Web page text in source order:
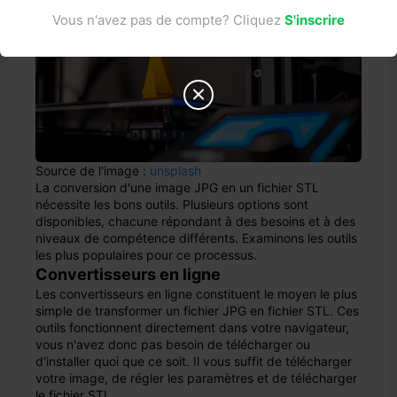
Source de l'image : unsplash
La conversion d'une image JPG en un fichier STL
nécessite les bons outils. Plusieurs options sont
disponibles, chacune répondant à des besoins et à des
niveaux de compétence différents. Examinons les outils
les plus populaires pour ce processus.
Convertisseurs en ligne
Les convertisseurs en ligne constituent le moyen le plus
simple de transformer un fichier JPG en fichier STL. Ces
outils fonctionnent directement dans votre navigateur,
vous n'avez donc pas besoin de télécharger ou
d'installer quoi que ce soit. Il vous suffit de télécharger
votre image, de régler les paramètres et de télécharger

Vous n'avez pas de compte? Cliquez S'inscrire